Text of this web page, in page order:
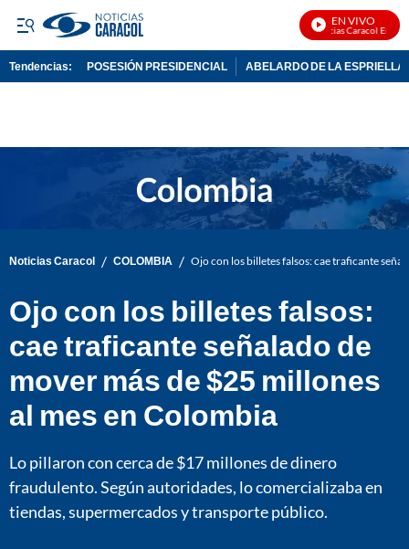
EN VIVO
Noticias Caracol En Vivo
Tendencias: POSESIÓN PRESIDENCIAL ABELARDO DE LA ESPRIELLA
Noticias Caracol / COLOMBIA / Ojo con los billetes falsos: cae traficante
Ojo con los billetes falsos:
cae traficante señalado de
mover más de $25 millones
al mes en Colombia
Lo pillaron con cerca de $17 millones de dinero
fraudulento. Según autoridades, lo comercializaba en
tiendas, supermercados y transporte público.